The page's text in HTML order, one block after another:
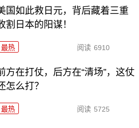
国如此救日元，背后藏着三重
割日本的阳谋！
最热 阅读 6910
方在打仗，后方在“清场”，这仗
怎么打？
最热 阅读 5725